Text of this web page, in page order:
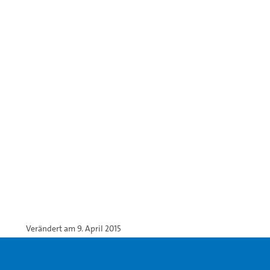
Verändert am 9. April 2015